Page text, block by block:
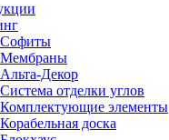
Софиты
Мембраны
Альта-Декор
Система отделки углов
Комплектующие элементы
Корабельная доска